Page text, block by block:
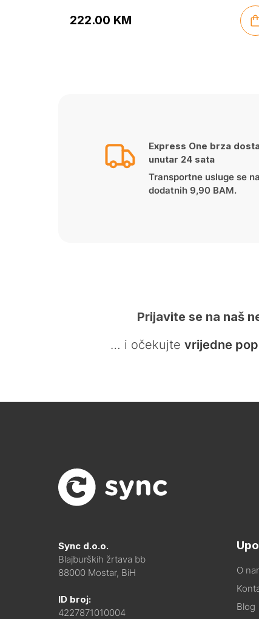
222.00 KM
Express One brza
unutar 24 sata
Transportne usluge se
dodatnih 9,90 BAM.
Prijavite se na naš
… i očekujte vrijedne
Sync d.o.o.
Blajburških žrtava bb
88000 Mostar, BiH
ID broj:
4227871010004
O
Blog